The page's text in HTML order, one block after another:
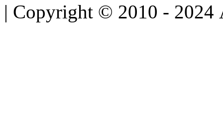
| Copyright © 2010 - 2024